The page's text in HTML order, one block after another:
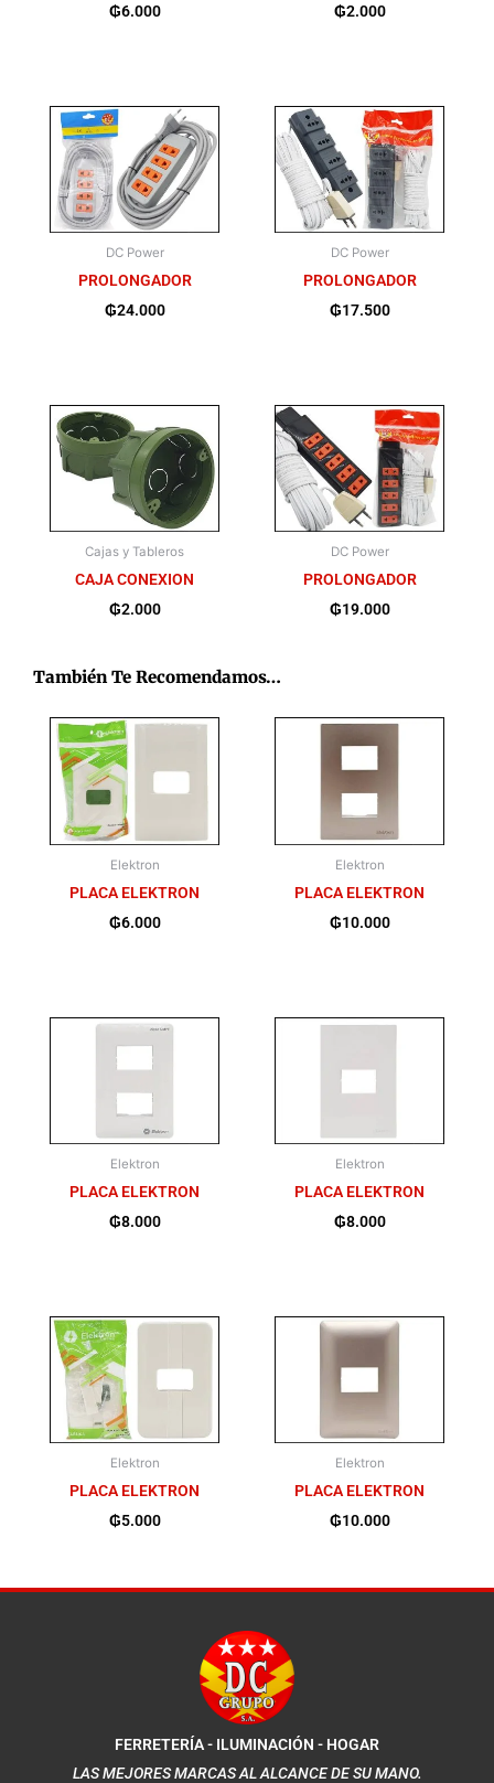
₲6.000
₲2.000
DC Power
PROLONGADOR
₲24.000
DC Power
PROLONGADOR
₲17.500
Cajas y Tableros
CAJA CONEXION
₲2.000
DC Power
PROLONGADOR
₲19.000
También Te Recomendamos…
Elektron
PLACA ELEKTRON
₲6.000
Elektron
PLACA ELEKTRON
₲10.000
Elektron
PLACA ELEKTRON
₲8.000
Elektron
PLACA ELEKTRON
₲8.000
Elektron
PLACA ELEKTRON
₲5.000
Elektron
PLACA ELEKTRON
₲10.000
FERRETERÍA - ILUMINACIÓN - HOGAR
LAS MEJORES MARCAS AL ALCANCE DE SU MANO.